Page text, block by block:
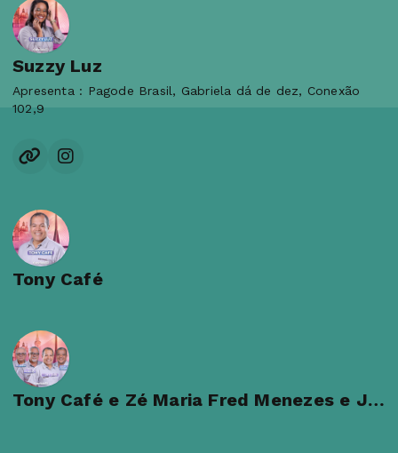
Suzzy Luz
Apresenta : Pagode Brasil, Gabriela dá de dez, Conexão
102,9
Tony Café
Tony Café e Zé Maria Fred Menezes e Julio Cesar